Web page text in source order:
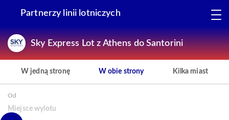
Partnerzy linii lotniczych
Sky Express Lot z Athens do Santorini
W jedną stronę W obie strony Kilka miast
Od
Miejsce wylotu